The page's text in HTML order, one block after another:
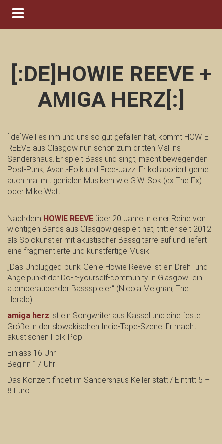
Navigation ein-/ausblenden
[:DE]HOWIE REEVE +
AMIGA HERZ[:]
[:de]Weil es ihm und uns so gut gefallen hat, kommt HOWIE
REEVE aus Glasgow nun schon zum dritten Mal ins
Sandershaus. Er spielt Bass und singt, macht bewegenden
Post-Punk, Avant-Folk und Free-Jazz. Er kollaboriert gerne
auch mal mit genialen Musikern wie G.W. Sok (ex The Ex)
oder Mike Watt.
Nachdem HOWIE REEVE über 20 Jahre in einer Reihe von
wichtigen Bands aus Glasgow gespielt hat, tritt er seit 2012
als Solokünstler mit akustischer Bassgitarre auf und liefert
eine fragmentierte und kunstfertige Musik.
„Das Unplugged-punk-Genie Howie Reeve ist ein Dreh- und
Angelpunkt der Do-it-yourself-community in Glasgow…ein
atemberaubender Bassspieler.“ (Nicola Meighan, The
Herald)
amiga herz ist ein Songwriter aus Kassel und eine feste
Größe in der slowakischen Indie-Tape-Szene. Er macht
akustischen Folk-Pop.
Einlass 16 Uhr
Beginn 17 Uhr
Das Konzert findet im Sandershaus Keller statt / Eintritt 5 –
8 Euro